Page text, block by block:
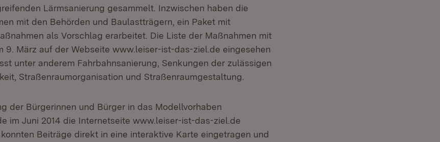
Lärmsanierung gesammelt. Inzwischen haben die
mit den Behörden und Baulastträgern, ein Paket mit
als Vorschlag erarbeitet. Die Liste der Maßnahmen mit
9. März auf der Webseite www.leiser-ist-das-ziel.de eingesehen
unter anderem Fahrbahnsanierung, Senkungen der zulässigen
Straßenraumorganisation und Straßenraumgestaltung.
der Bürgerinnen und Bürger in das Modellvorhaben
im Juni 2014 die Internetseite www.leiser-ist-das-ziel.de
Beiträge direkt in eine interaktive Karte eingetragen und